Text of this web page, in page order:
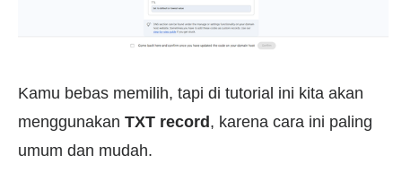
Kamu bebas memilih, tapi di tutorial ini kita akan
menggunakan TXT record , karena cara ini paling
umum dan mudah.